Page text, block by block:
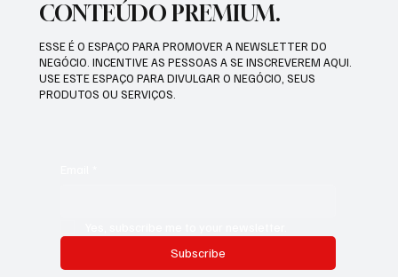
CONTEÚDO PREMIUM.
ESSE É O ESPAÇO PARA PROMOVER A NEWSLETTER DO
NEGÓCIO. INCENTIVE AS PESSOAS A SE INSCREVEREM AQUI.
USE ESTE ESPAÇO PARA DIVULGAR O NEGÓCIO, SEUS
PRODUTOS OU SERVIÇOS.
Subscribe